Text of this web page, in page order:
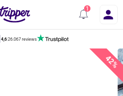
4,6|26.067 reviews
42%